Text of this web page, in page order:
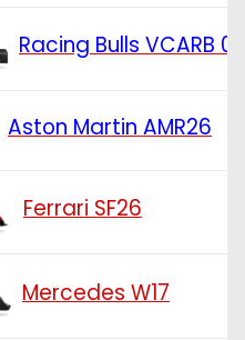
Racing Bulls VCARB 03
Aston Martin AMR26
Ferrari SF26
Mercedes W17